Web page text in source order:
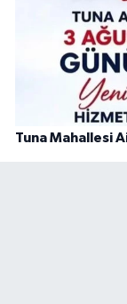
Tuna Mahallesi